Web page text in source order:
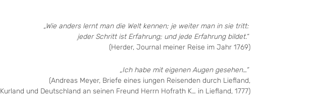
„Wie anders lernt man die Welt kennen; je weiter man in sie tritt:
jeder Schritt ist Erfahrung; und jede Erfahrung bildet.“
(Herder, Journal meiner Reise im Jahr 1769)
„Ich habe mit eigenen Augen gesehen…“
(Andreas Meyer, Briefe eines iungen Reisenden durch Liefland,
Kurland und Deutschland an seinen Freund Herrn Hofrath K… in Liefland, 1777)